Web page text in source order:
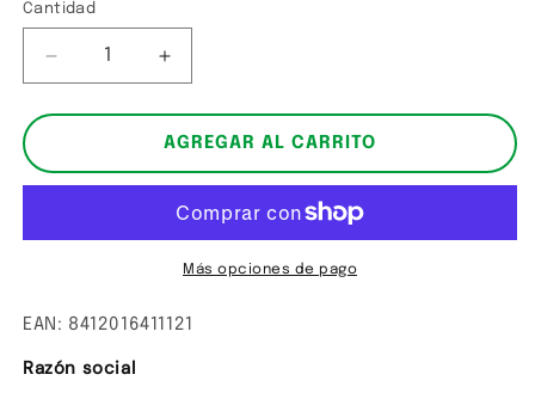
Cantidad
Cantidad
Reducir
cantidad
para
de
soja.
Aumentar
cantidad
para
Lecitina
de
soja.
AGREGAR AL CARRITO
Más opciones de pago
EAN: 8412016411121
Razón social